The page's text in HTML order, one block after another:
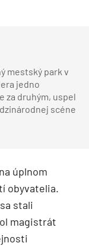
mestský park v
jedno
za druhým, uspel
scéne
úplnom
obyvatelia.
stali
magistrát